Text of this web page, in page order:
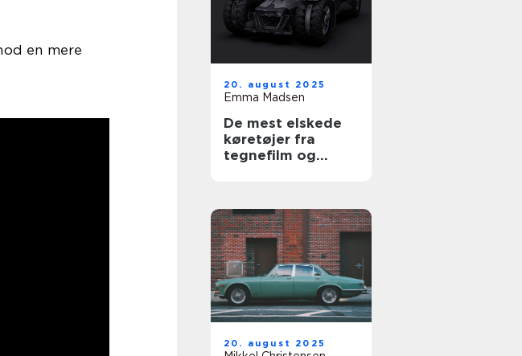
en mere
20. august 2025
Emma Madsen
De mest elskede
køretøjer fra
tegnefilm og
20. august 2025